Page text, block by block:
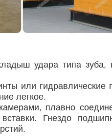
удара типа
или гидравлические
легкое.
плавно
Гнездо